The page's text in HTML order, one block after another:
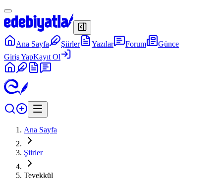
Ana Sayfa Şiirler Yazılar Forum
Günce
Giriş YapKayıt Ol
Ana Sayfa
Şiirler
Tevekkül